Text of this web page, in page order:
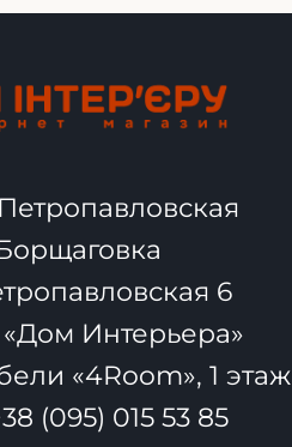
6
Интерьера»
«4Room», 1 этаж
(095) 015 53 85